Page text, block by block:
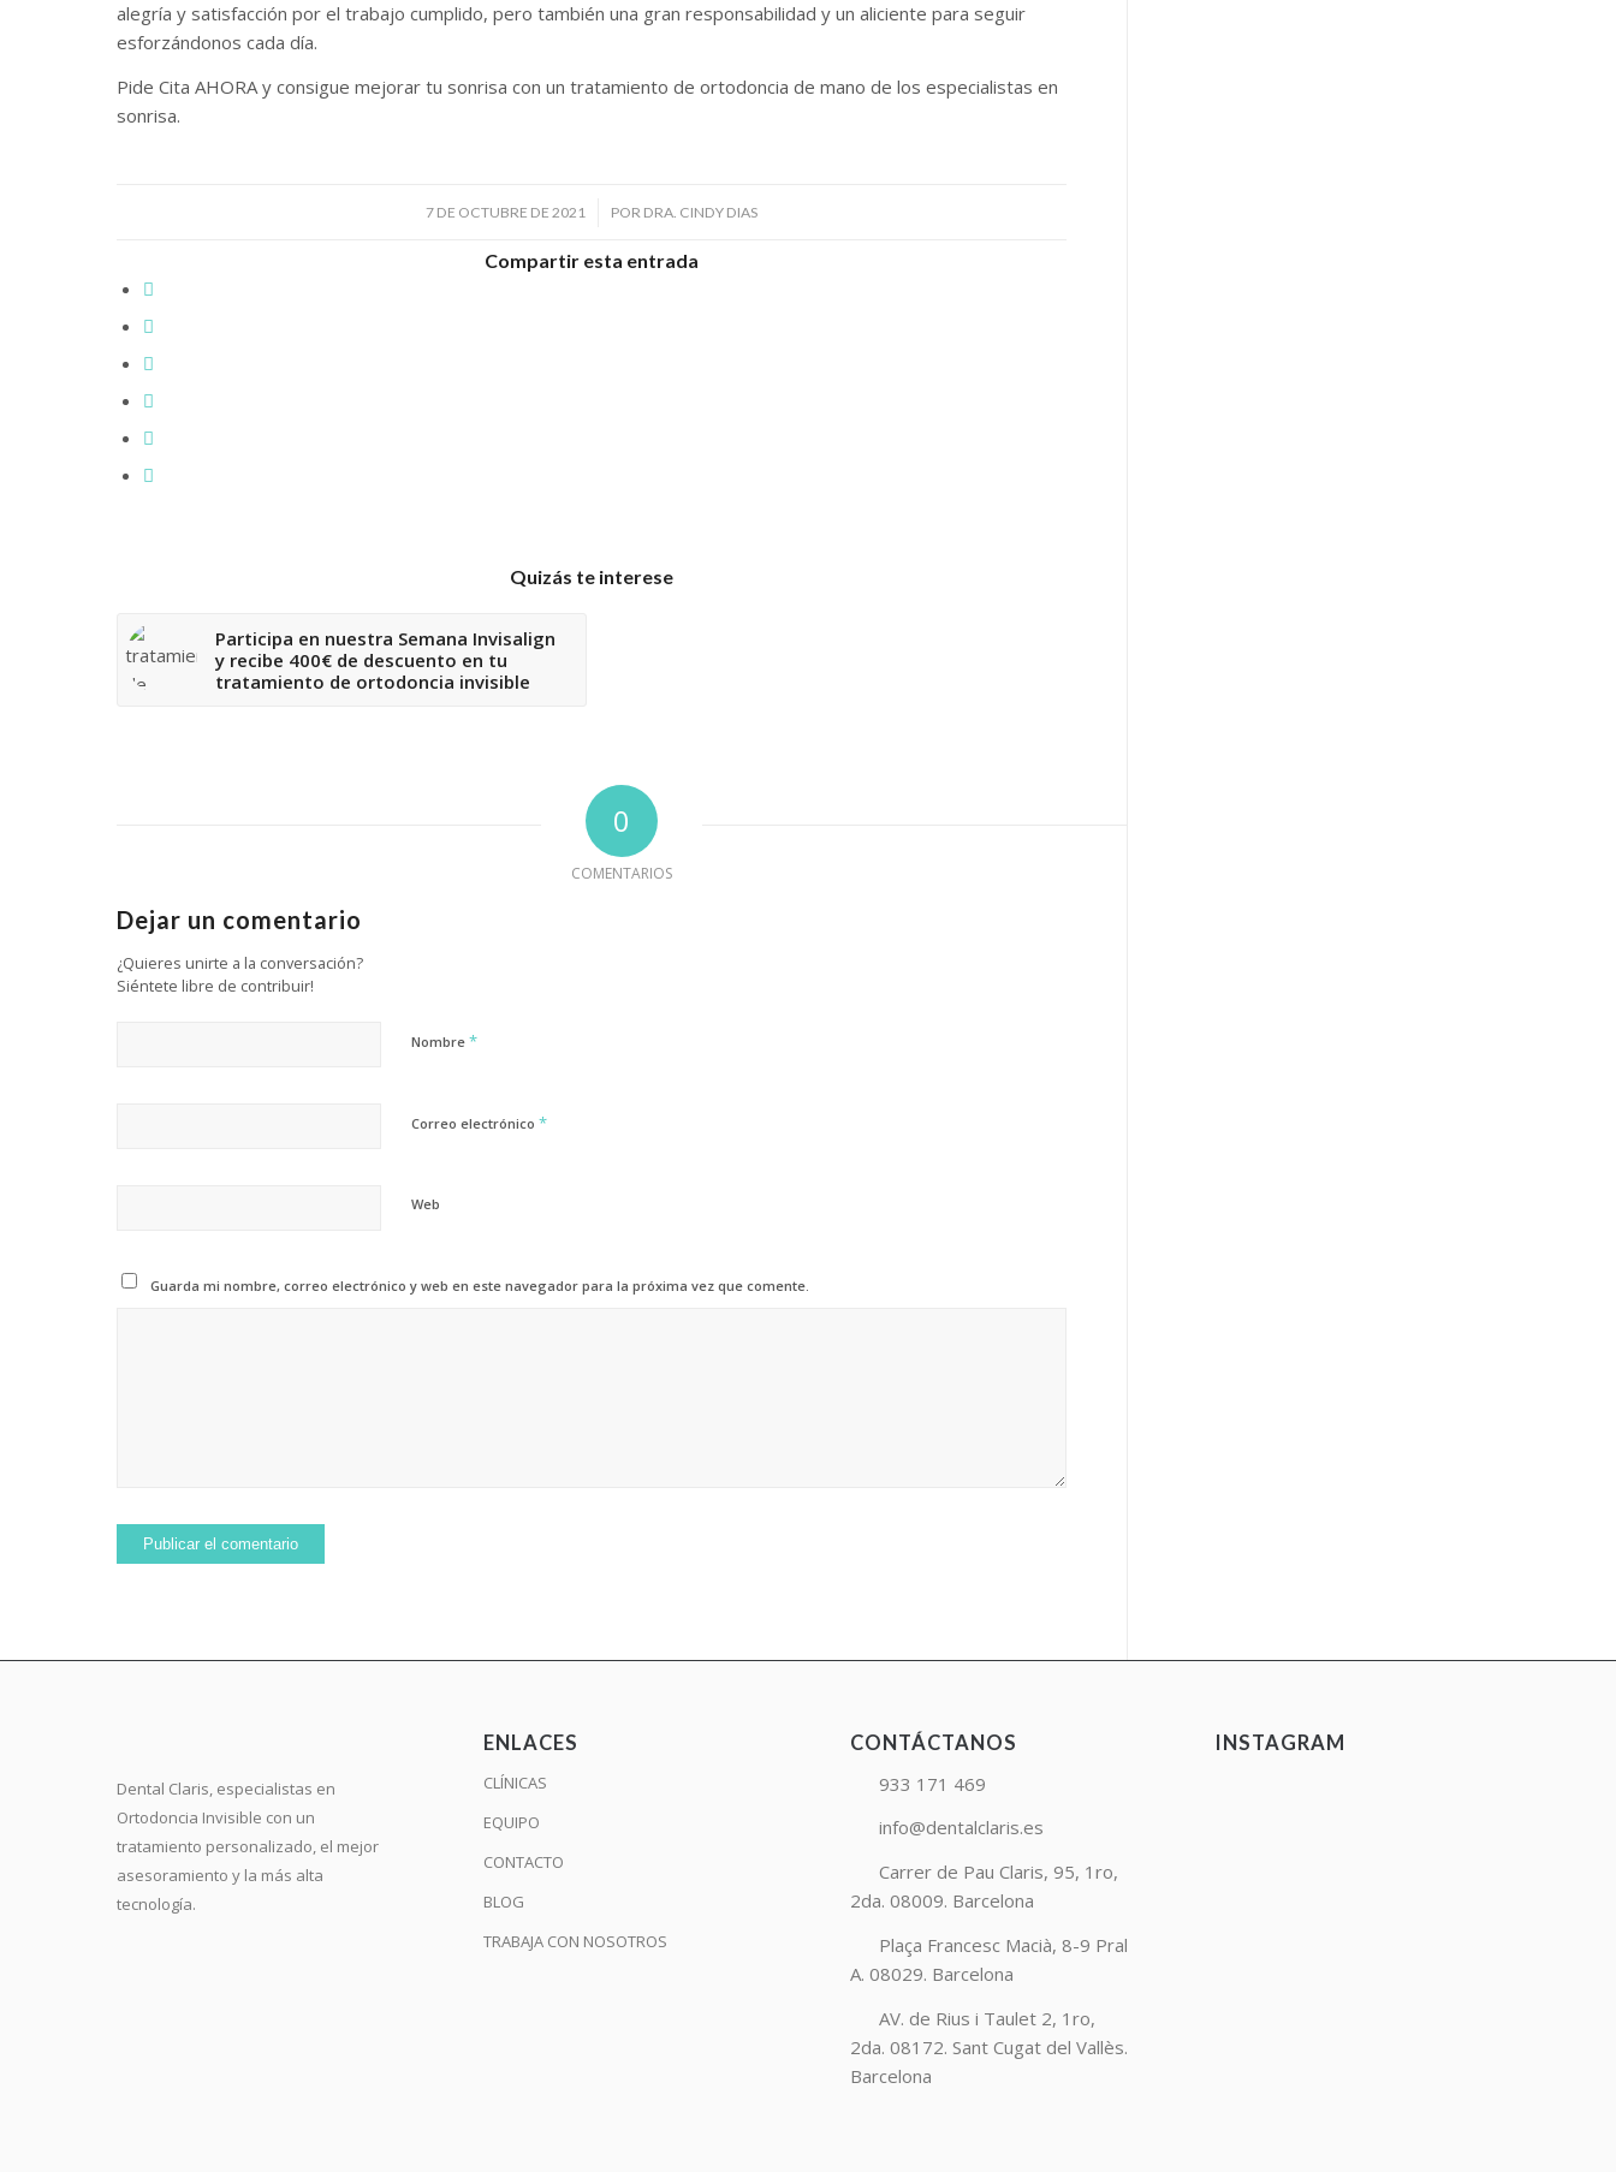
alegría y satisfacción por el trabajo cumplido, pero también una gran responsabilidad y un aliciente para seguir
esforzándonos cada día.
Pide Cita AHORA y consigue mejorar tu sonrisa con un tratamiento de ortodoncia de mano de los especialistas en
sonrisa.
7 DE OCTUBRE DE 2021
/ POR DRA. CINDY DIAS
Compartir esta entrada
Quizás te interese
Participa en nuestra Semana Invisalign
y recibe 400€ de descuento en tu
tratamiento de ortodoncia invisible
0
COMENTARIOS
Dejar un comentario
¿Quieres unirte a la conversación?
Siéntete libre de contribuir!
Nombre *
Correo electrónico *
Web
Guarda mi nombre, correo electrónico y web en este navegador para la próxima vez que comente.
Dental Claris, especialistas en
Ortodoncia Invisible con un
tratamiento personalizado, el mejor
asesoramiento y la más alta
tecnología.
ENLACES
CLÍNICAS
EQUIPO
CONTACTO
BLOG
TRABAJA CON NOSOTROS
CONTÁCTANOS
933 171 469
info@dentalclaris.es
Carrer de Pau Claris, 95, 1ro,
2da. 08009. Barcelona
Plaça Francesc Macià, 8-9 Pral
A. 08029. Barcelona
AV. de Rius i Taulet 2, 1ro,
2da. 08172. Sant Cugat del Vallès.
Barcelona
INSTAGRAM